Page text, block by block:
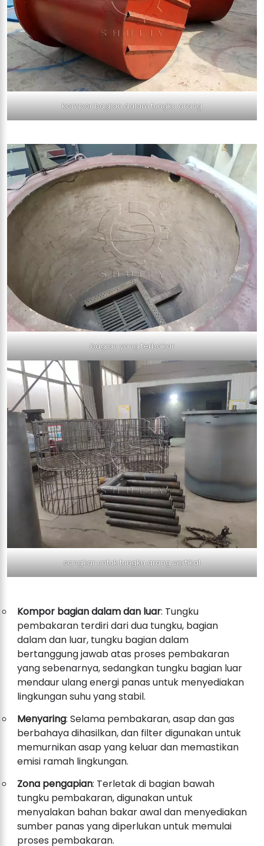
kompor bagian dalam tungku arang
bagian yang terbakar
sangkar untuk tungku arang vertikal
Kompor bagian dalam dan luar: Tungku
pembakaran terdiri dari dua tungku, bagian
dalam dan luar, tungku bagian dalam
bertanggung jawab atas proses pembakaran
yang sebenarnya, sedangkan tungku bagian luar
mendaur ulang energi panas untuk menyediakan
lingkungan suhu yang stabil.
Menyaring: Selama pembakaran, asap dan gas
berbahaya dihasilkan, dan filter digunakan untuk
memurnikan asap yang keluar dan memastikan
emisi ramah lingkungan.
Zona pengapian: Terletak di bagian bawah
tungku pembakaran, digunakan untuk
menyalakan bahan bakar awal dan menyediakan
sumber panas yang diperlukan untuk memulai
proses pembakaran.